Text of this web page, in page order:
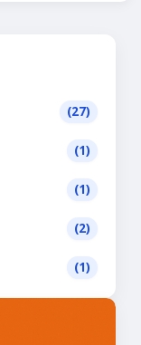
(27)
(1)
(1)
(2)
(1)